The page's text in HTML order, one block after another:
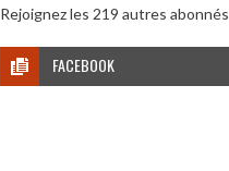
Rejoignez les 219 autres abonnés
FACEBOOK